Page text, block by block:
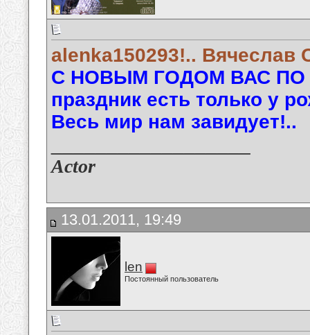
alenka150293!.. Вячеслав
С НОВЫМ ГОДОМ ВАС ПО
праздник есть только у
Весь мир нам завидует!..
Actor
13.01.2011, 19:49
len
Постоянный пользователь